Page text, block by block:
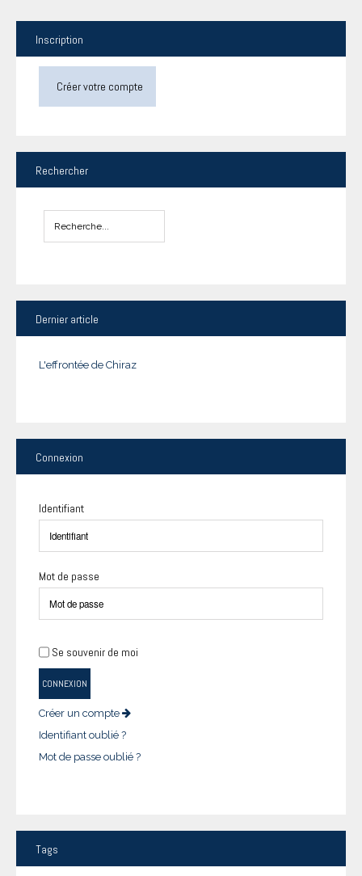
Inscription
Créer votre compte
Rechercher
Dernier article
L'effrontée de Chiraz
Connexion
Identifiant
Mot de passe
Se souvenir de moi
CONNEXION
Créer un compte
Identifiant oublié ?
Mot de passe oublié ?
Tags